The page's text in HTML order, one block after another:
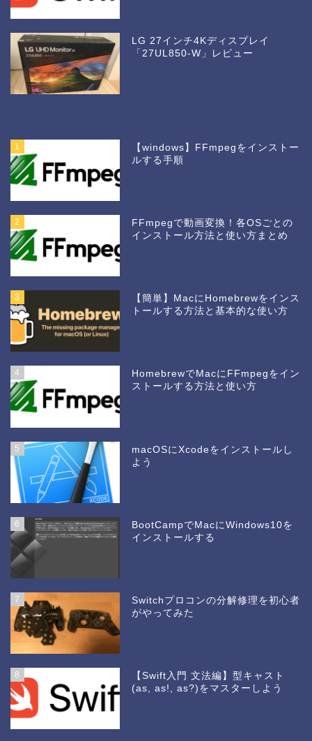
LG 27インチ4Kディスプレイ
「27UL850-W」レビュー
1
【windows】FFmpegをインストー
ルする手順
2
FFmpegで動画変換！各OSごとの
インストール方法と使い方まとめ
3
【簡単】MacにHomebrewをインス
トールする方法と基本的な使い方
4
HomebrewでMacにFFmpegをイン
ストールする方法と使い方
5
macOSにXcodeをインストールし
よう
6
BootCampでMacにWindows10を
インストールする
7
Switchプロコンの分解修理を初心者
がやってみた
8
【Swift入門 文法編】型キャスト
(as, as!, as?)をマスターしよう